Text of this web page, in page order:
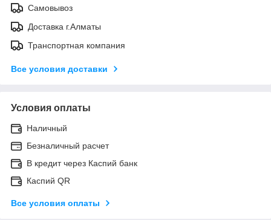
Самовывоз
Доставка г.Алматы
Транспортная компания
Все условия доставки
Условия оплаты
Наличный
Безналичный расчет
В кредит через Каспий банк
Каспий QR
Все условия оплаты